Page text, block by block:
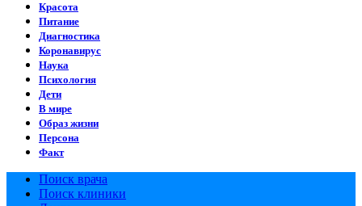
Красота
Питание
Диагностика
Коронавирус
Наука
Психология
Дети
В мире
Образ жизни
Персона
Факт
Поиск врача
Поиск клиники